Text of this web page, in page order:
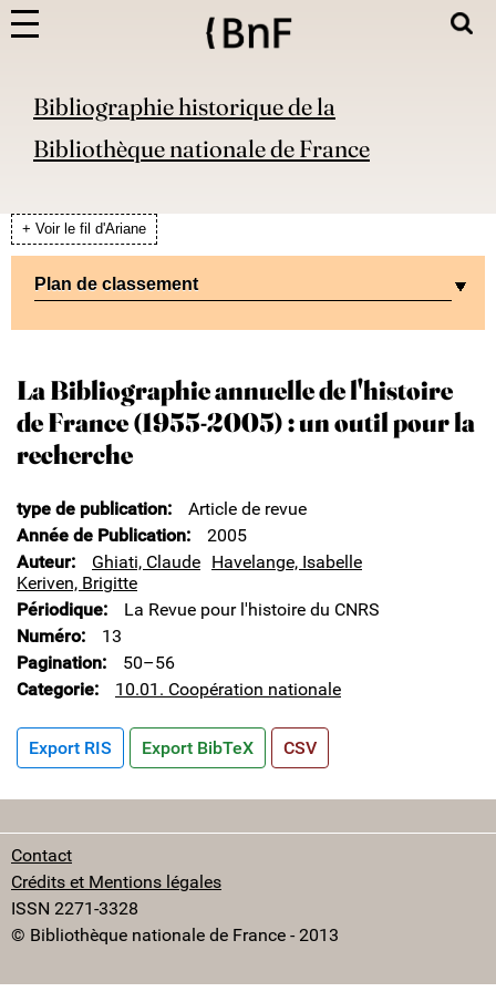
Bibliographie historique de la
Bibliothèque nationale de France
+ Voir le fil d'Ariane
Plan de classement
La Bibliographie annuelle de l'histoire
de France (1955-2005) : un outil pour la
recherche
type de publication
Article de revue
Année de Publication
2005
Auteur
Ghiati, Claude Havelange, Isabelle
Keriven, Brigitte
Périodique
La Revue pour l'histoire du CNRS
Numéro
13
Pagination
50–56
Categorie
10.01. Coopération nationale
Export RIS Export BibTeX CSV
Contact
Crédits et Mentions légales
ISSN 2271-3328
© Bibliothèque nationale de France - 2013